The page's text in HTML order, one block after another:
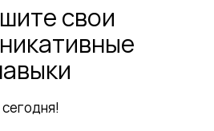
свои